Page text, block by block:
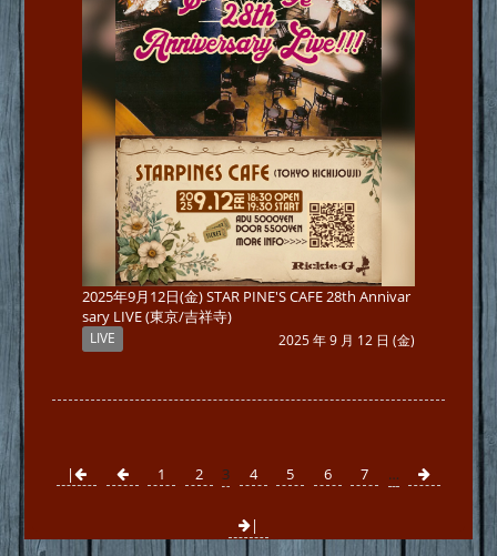
2025年9月12日(金) STAR PINE'S CAFE 28th Annivar
sary LIVE (東京/吉祥寺)
LIVE 2025 年 9 月 12 日 (金)
| 1 2 3 4 5 6 7 …
|